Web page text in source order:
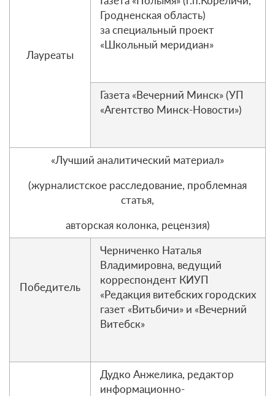
Лауреаты
Гродненская область)
за специальный проект
«Школьный меридиан»
Газета «Вечерний Минск» (УП
«Агентство Минск-Новости»)
«Лучший аналитический материал»
(журналистское расследование, проблемная
статья,
авторская колонка, рецензия)
Победитель
Черниченко Наталья
Владимировна, ведущий
корреспондент КИУП
«Редакция витебских городских
газет «Витьбичи» и «Вечерний
Витебск»
Дудко Анжелика, редактор
информационно-